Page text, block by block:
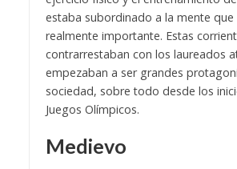
estaba subordinado a la mente que
realmente importante. Estas
contrarrestaban con los laureados
empezaban a ser grandes
sociedad, sobre todo desde los
Juegos Olímpicos.
Medievo